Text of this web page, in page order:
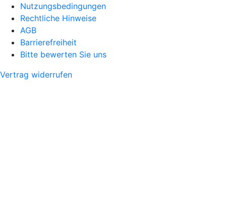
Nutzungsbedingungen
Rechtliche Hinweise
AGB
Barrierefreiheit
Bitte bewerten Sie uns
Vertrag widerrufen